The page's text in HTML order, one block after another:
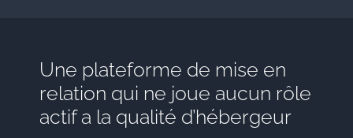
Une plateforme de mise en
relation qui ne joue aucun rôle
actif a la qualité d’hébergeur